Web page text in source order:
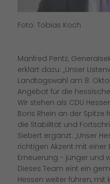
Foto: Tobias Koch
Manfred Pentz,
erklärt dazu: „Unser
Landtagswahl am 8.
Angebot für die
Wir stehen als CDU
Boris Rhein an der Spitze
die Stabilität und
Siebert ergänzt: „Unser
richtigen Akzent mit
Erneuerung - jünger und
Dieses Team eint ein
Hessen weiter führen,